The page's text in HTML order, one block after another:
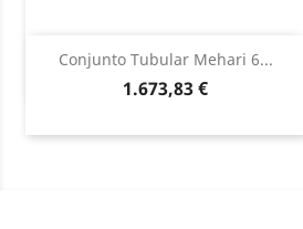
Conjunto Tubular Mehari 6...
Precio
1.673,83 €
Vista rápida